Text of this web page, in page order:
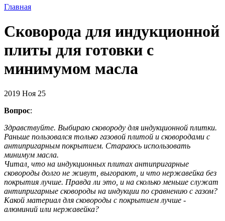
Главная
Сковорода для индукционной
плиты для готовки с
минимумом масла
2019 Ноя 25
Вопрос:
Здравствуйте. Выбираю сковороду для индукционной плитки.
Раньше пользовался только газовой плитой и сковородами с
антипригарным покрытием. Стараюсь использовать
минимум масла.
Читал, что на индукционных плитах антипригарные
сковороды долго не живут, выгорают, и что нержавейка без
покрытия лучше. Правда ли это, и на сколько меньше служат
антипригарные сковороды на индукции по сравнению с газом?
Какой материал для сковороды с покрытием лучше -
алюминий или нержавейка?